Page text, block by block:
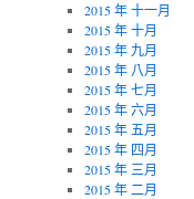
2015 年 十一月
2015 年 十月
2015 年 九月
2015 年 八月
2015 年 七月
2015 年 六月
2015 年 五月
2015 年 四月
2015 年 三月
2015 年 二月